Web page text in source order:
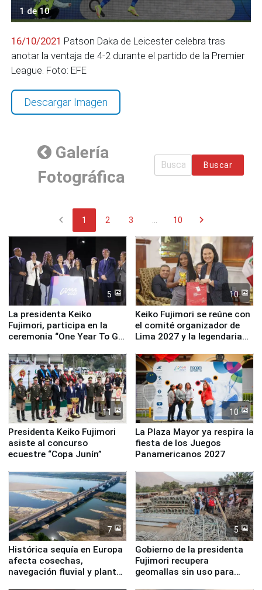
1 de 10
16/10/2021 Patson Daka de Leicester celebra tras
anotar la ventaja de 4-2 durante el partido de la Premier
League. Foto: EFE
Descargar Imagen
Galería
Fotográfica
Buscar
chevron_left 1 2 3 10 chevron_right
5
La presidenta Keiko
Fujimori, participa en la
ceremonia “One Year To Go
10
Keiko Fujimori se reúne con
el comité organizador de
Lima 2027 y la legendaria
11
Presidenta Keiko Fujimori
asiste al concurso
ecuestre “Copa Junín”
10
La Plaza Mayor ya respira la
fiesta de los Juegos
Panamericanos 2027
7
Histórica sequía en Europa
afecta cosechas,
navegación fluvial y plantas
5
Gobierno de la presidenta
Fujimori recupera
geomallas sin uso para